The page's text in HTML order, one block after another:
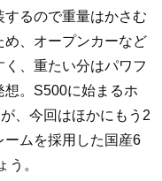
るので重量はかさむ
め、オープンカーなど
、重たい分はパワフ
想。S500に始まるホ
、今回はほかにもう2
ームを採用した国産6
う。